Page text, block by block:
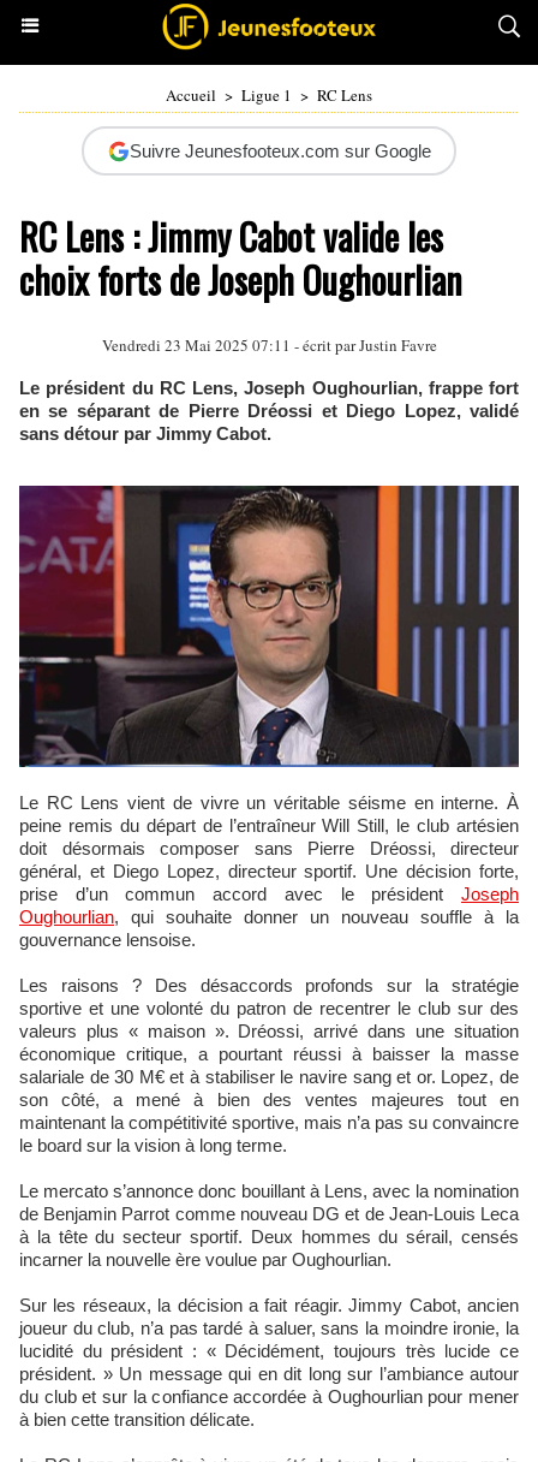
Accueil > Ligue 1 > RC Lens
Suivre Jeunesfooteux.com sur Google
RC Lens : Jimmy Cabot valide les
choix forts de Joseph Oughourlian
Vendredi 23 Mai 2025 07:11 - écrit parJustin Favre
Le président du RC Lens, Joseph Oughourlian, frappe fort
en se séparant de Pierre Dréossi et Diego Lopez, validé
sans détour par Jimmy Cabot.
Le RC Lens vient de vivre un véritable séisme en interne. À
peine remis du départ de l’entraîneur Will Still, le club artésien
doit désormais composer sans Pierre Dréossi, directeur
général, et Diego Lopez, directeur sportif. Une décision forte,
prise d’un commun accord avec le président Joseph
Oughourlian, qui souhaite donner un nouveau souffle à la
gouvernance lensoise.
Les raisons ? Des désaccords profonds sur la stratégie
sportive et une volonté du patron de recentrer le club sur des
valeurs plus « maison ». Dréossi, arrivé dans une situation
économique critique, a pourtant réussi à baisser la masse
salariale de 30 M€ et à stabiliser le navire sang et or. Lopez, de
son côté, a mené à bien des ventes majeures tout en
maintenant la compétitivité sportive, mais n’a pas su convaincre
le board sur la vision à long terme.
Le mercato s’annonce donc bouillant à Lens, avec la nomination
de Benjamin Parrot comme nouveau DG et de Jean-Louis Leca
à la tête du secteur sportif. Deux hommes du sérail, censés
incarner la nouvelle ère voulue par Oughourlian.
Sur les réseaux, la décision a fait réagir. Jimmy Cabot, ancien
joueur du club, n’a pas tardé à saluer, sans la moindre ironie, la
lucidité du président : « Décidément, toujours très lucide ce
président. » Un message qui en dit long sur l’ambiance autour
du club et sur la confiance accordée à Oughourlian pour mener
à bien cette transition délicate.